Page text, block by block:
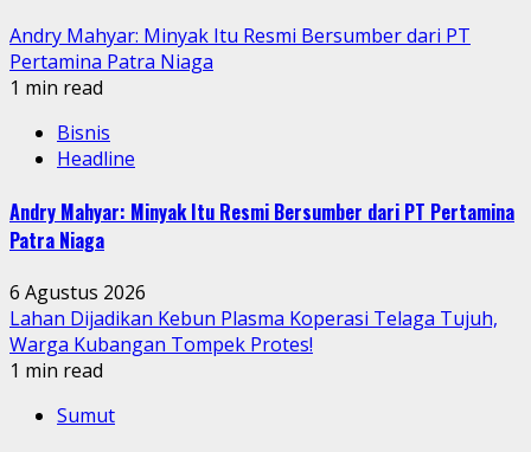
Andry Mahyar: Minyak Itu Resmi Bersumber dari PT
Pertamina Patra Niaga
1 min read
Bisnis
Headline
Andry Mahyar: Minyak Itu Resmi Bersumber dari PT Pertamina
Patra Niaga
6 Agustus 2026
Lahan Dijadikan Kebun Plasma Koperasi Telaga Tujuh,
Warga Kubangan Tompek Protes!
1 min read
Sumut